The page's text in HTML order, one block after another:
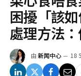
困擾「該
處理方法
由 新闻中心 18